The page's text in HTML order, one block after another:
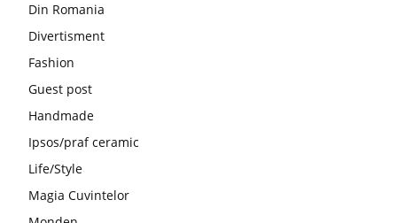
Din Romania
Divertisment
Fashion
Guest post
Handmade
Ipsos/praf ceramic
Life/Style
Magia Cuvintelor